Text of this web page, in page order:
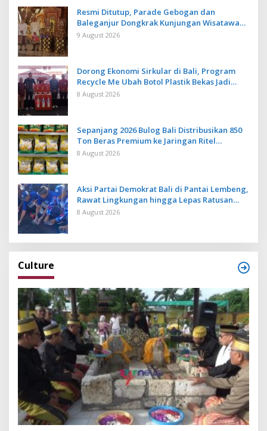
Resmi Ditutup, Parade Gebogan dan
Baleganjur Dongkrak Kunjungan Wisatawan
Ulun Danu Beratan dan The Blooms
9 August 2026
Dorong Ekonomi Sirkular di Bali, Program
Recycle Me Ubah Botol Plastik Bekas Jadi
Bahan Baku Baru
8 August 2026
Sepanjang 2026 Bulog Bali Distribusikan 850
Ton Beras Premium ke Jaringan Ritel
Moderen
8 August 2026
Aksi Partai Demokrat Bali di Pantai Lembeng,
Rawat Lingkungan hingga Lepas Ratusan
Tukik Bedawang Nala
8 August 2026
Culture